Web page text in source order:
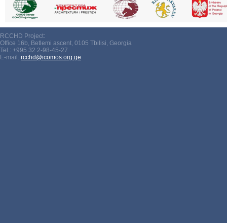
RCCHD Project:
Office 16b, Betlemi ascent, 0105 Tbilisi, Georgia
Tel.: +995 32 2-98-45-27
E-mail: rcchd@icomos.org.ge